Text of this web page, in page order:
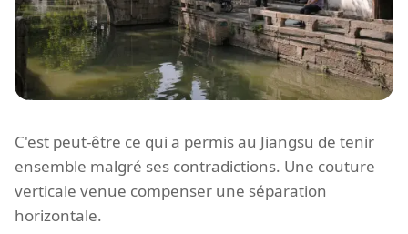
C'est peut-être ce qui a permis au Jiangsu de tenir
ensemble malgré ses contradictions. Une couture
verticale venue compenser une séparation
horizontale.